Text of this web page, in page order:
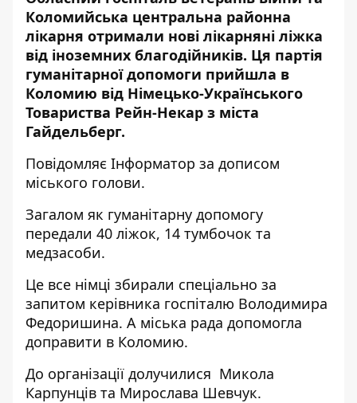
Коломийська центральна районна
лікарня отримали нові лікарняні ліжка
від іноземних благодійників. Ця партія
гуманітарної допомоги прийшла в
Коломию від Німецько-Українського
Товариства Рейн-Некар з міста
Гайдельберг.
Повідомляє Інформатор за дописом
міського голови.
Загалом як гуманітарну допомогу
передали 40 ліжок, 14 тумбочок та
медзасоби.
Це все німці збирали спеціально за
запитом керівника госпіталю Володимира
Федоришина. А міська рада допомогла
доправити в Коломию.
До організації долучилися Микола
Карпунців та Мирослава Шевчук.